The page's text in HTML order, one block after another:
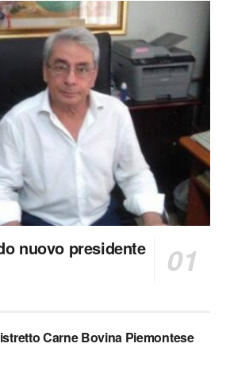
nuovo presidente
Carne Bovina Piemontese